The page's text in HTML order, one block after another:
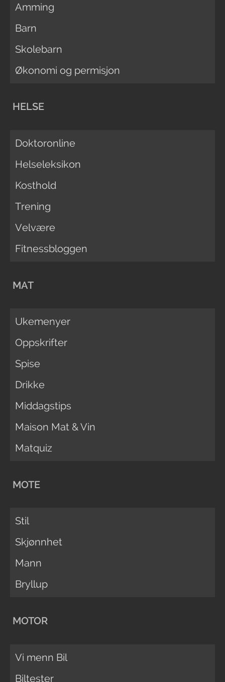
Amming
Barn
Skolebarn
Økonomi og permisjon
HELSE
Doktoronline
Helseleksikon
Kosthold
Trening
Velvære
Fitnessbloggen
MAT
Ukemenyer
Oppskrifter
Spise
Drikke
Middagstips
Maison Mat & Vin
Matquiz
MOTE
Stil
Skjønnhet
Mann
Bryllup
MOTOR
Vi menn Bil
Biltester